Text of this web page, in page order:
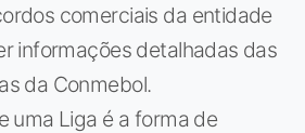
comerciais da entidade
informações detalhadas das
da Conmebol.
uma Liga é a forma de